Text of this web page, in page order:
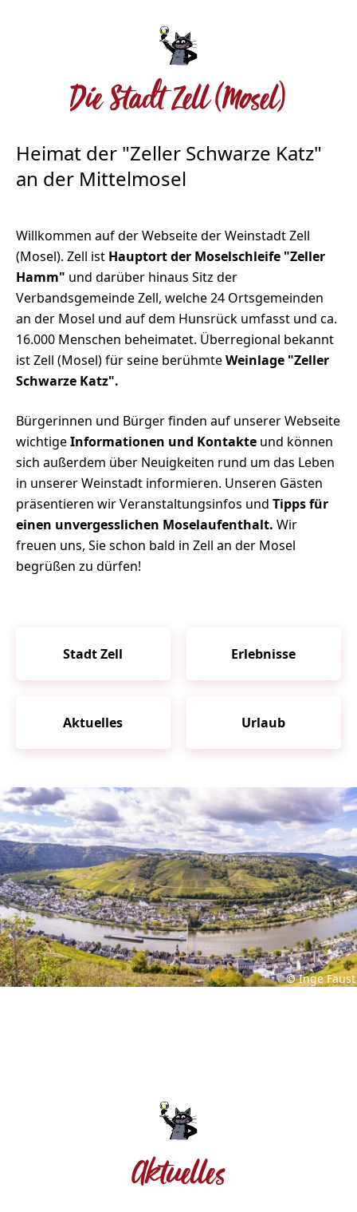
Die Stadt Zell (Mosel)
Heimat der "Zeller Schwarze Katz"
an der Mittelmosel
Willkommen auf der Webseite der Weinstadt Zell
(Mosel). Zell ist Hauptort der Moselschleife "Zeller
Hamm" und darüber hinaus Sitz der
Verbandsgemeinde Zell, welche 24 Ortsgemeinden
an der Mosel und auf dem Hunsrück umfasst und ca.
16.000 Menschen beheimatet. Überregional bekannt
ist Zell (Mosel) für seine berühmteWeinlage "Zeller
Schwarze Katz".
Bürgerinnen und Bürger finden auf unserer Webseite
wichtigeInformationen und Kontakte und können
sich außerdem über Neuigkeiten rund um das Leben
in unserer Weinstadt informieren. Unseren Gästen
präsentieren wir Veranstaltungsinfos und Tipps für
einen unvergesslichen Moselaufenthalt. Wir
freuen uns, Sie schon bald in Zell an der Mosel
begrüßen zu dürfen!
Stadt Zell Erlebnisse
Aktuelles Urlaub
© Inge Faust
Aktuelles